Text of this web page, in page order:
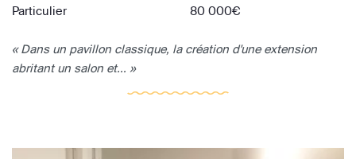
Particulier
80 000€
« Dans un pavillon classique, la création d'une extension
abritant un salon et... »